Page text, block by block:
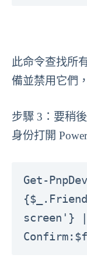
此命令查找所
備並禁用它們
步驟 3：要稍
身份打開
Get-
screen'} |